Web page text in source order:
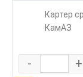
Картер
КамАЗ
- +